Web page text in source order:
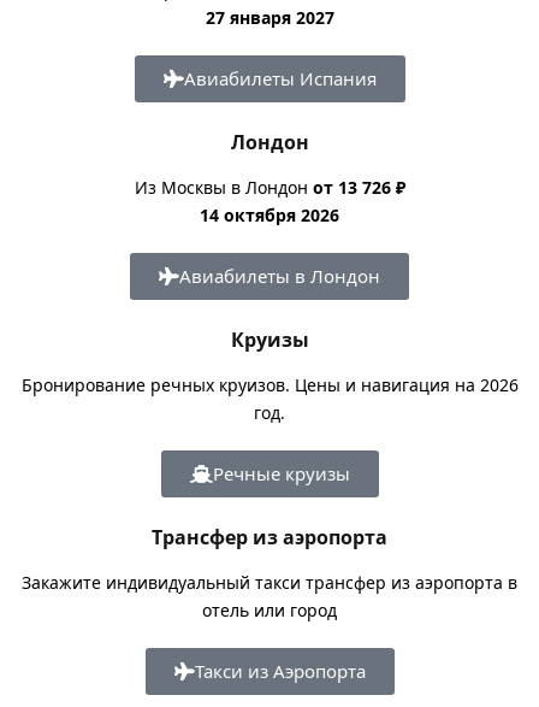
27 января 2027
Авиабилеты Испания
Лондон
Из Москвы в Лондон от 13 726 ₽
14 октября 2026
Авиабилеты в Лондон
Круизы
Бронирование речных круизов. Цены и навигация на 2026
год.
Речные круизы
Трансфер из аэропорта
Закажите индивидуальный такси трансфер из аэропорта в
отель или город
Такси из Аэропорта